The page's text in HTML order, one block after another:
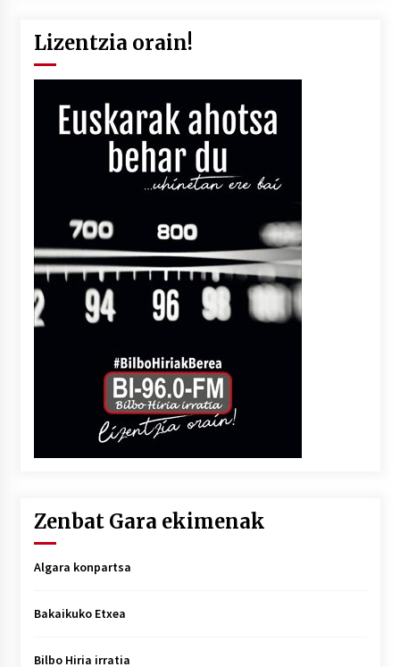
Lizentzia orain!
Zenbat Gara ekimenak
Algara konpartsa
Bakaikuko Etxea
Bilbo Hiria irratia